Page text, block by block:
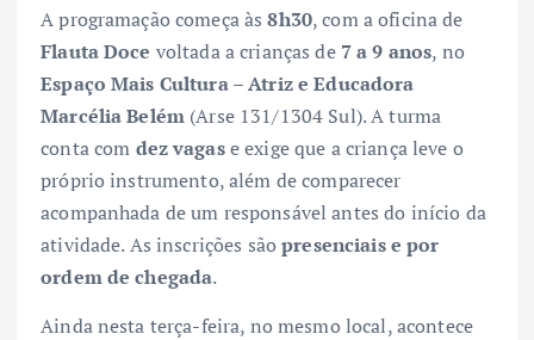
A programação começa às8h30, com a oficina de
Flauta Doce voltada a crianças de 7 a 9 anos, no
Espaço Mais Cultura – Atriz e Educadora
Marcélia Belém (Arse 131/1304 Sul). A turma
conta com dez vagase exige que a criança leve o
próprio instrumento, além de comparecer
acompanhada de um responsável antes do início da
atividade. As inscrições sãopresenciais e por
ordem de chegada.
Ainda nesta terça-feira, no mesmo local, acontece